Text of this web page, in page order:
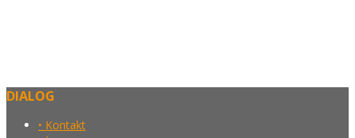
DIALOG
• Kontakt